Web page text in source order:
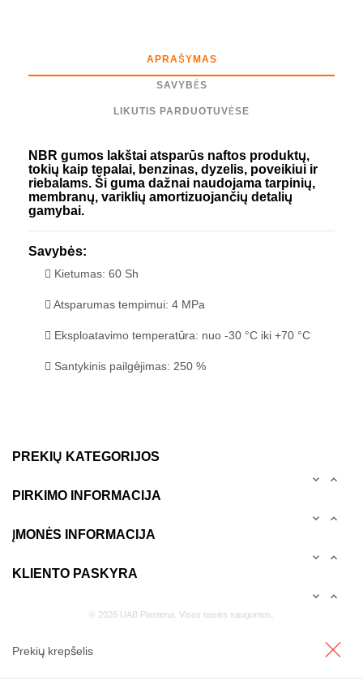
APRAŠYMAS
SAVYBĖS
LIKUTIS PARDUOTUVĖSE
NBR gumos lakštai atsparūs naftos produktų,
tokių kaip tepalai, benzinas, dyzelis, poveikiui ir
riebalams. Ši guma dažnai naudojama tarpinių,
membranų, variklių amortizuojančių detalių
gamybai.
Savybės:
Kietumas: 60 Sh
Atsparumas tempimui: 4 MPa
Eksploatavimo temperatūra: nuo -30 °C iki +70 °C
Santykinis pailgėjimas: 250 %
PREKIŲ KATEGORIJOS
 
PIRKIMO INFORMACIJA
 
ĮMONĖS INFORMACIJA
 
KLIENTO PASKYRA
 
© 2026 UAB Plastena. Visos teisės saugomos.
Prekių krepšelis